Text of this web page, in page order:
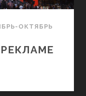
ОКТЯБРЬ